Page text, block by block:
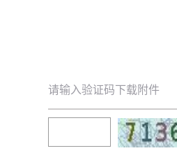
请输入验证码下载附件